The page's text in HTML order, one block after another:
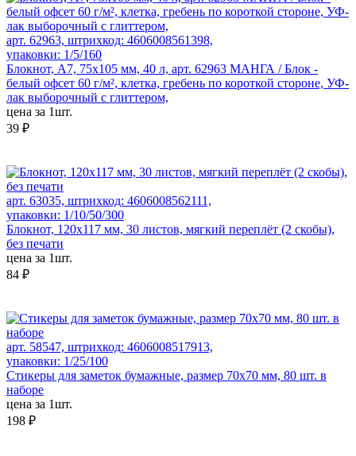
арт. 62963, штрихкод: 4606008561398,
упаковки: 1/5/160
Блокнот, А7, 75х105 мм, 40 л, арт. 62963 МАНГА / Блок -
белый офсет 60 г/м², клетка, гребень по короткой стороне, УФ-
лак выборочный с глиттером,
цена за 1шт.
39 ₽
арт. 63035, штрихкод: 4606008562111,
упаковки: 1/10/50/300
Блокнот, 120х117 мм, 30 листов, мягкий переплёт (2 скобы),
без печати
цена за 1шт.
84 ₽
арт. 58547, штрихкод: 4606008517913,
упаковки: 1/25/100
Стикеры для заметок бумажные, размер 70х70 мм, 80 шт. в
наборе
цена за 1шт.
198 ₽